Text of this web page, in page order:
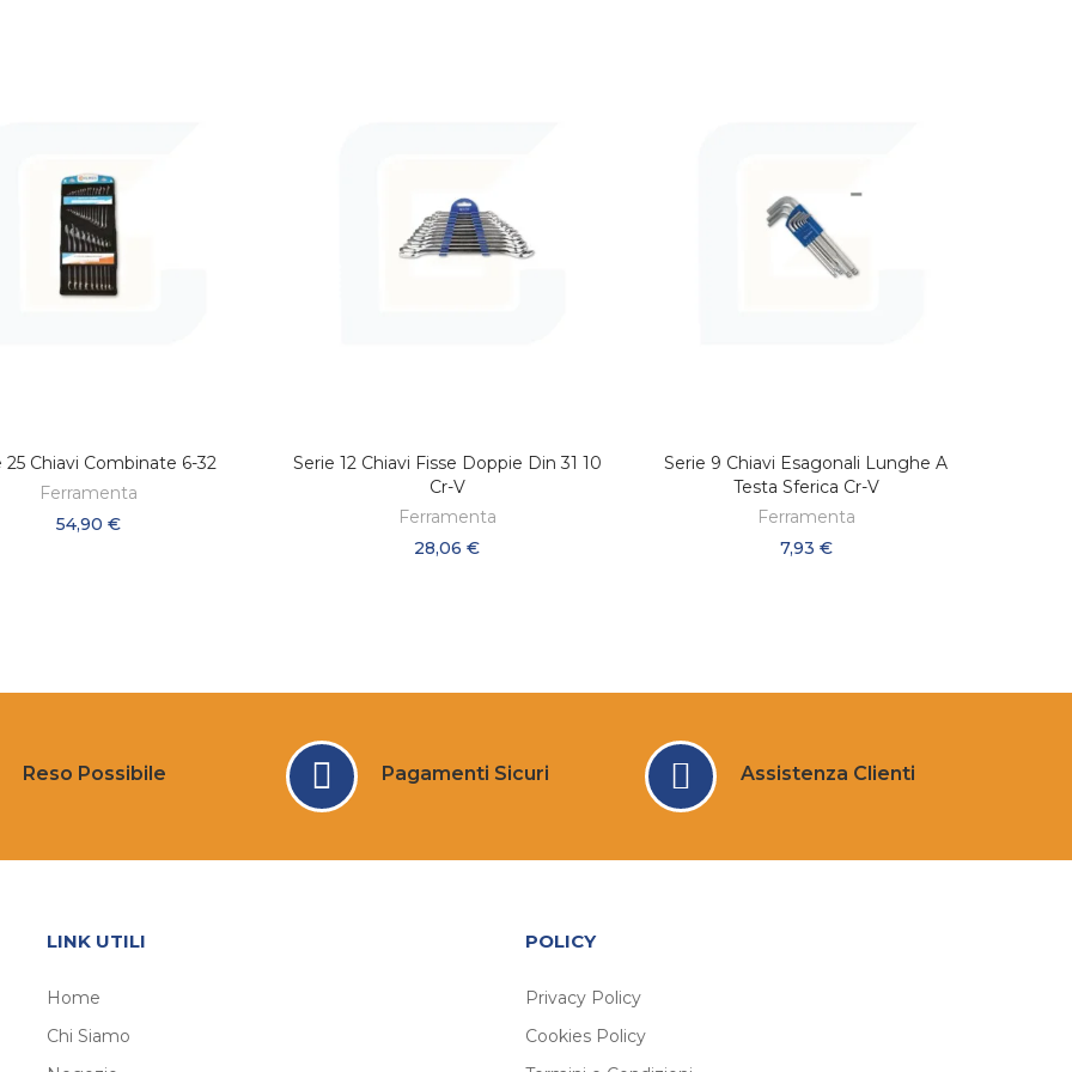
AGGIUNGI AL CARRELLO
25 Chiavi Combinate 6-32
Ferramenta
54,90 €
AGGIUNGI AL CARRELLO
Serie 12 Chiavi Fisse Doppie Din 31 10
Cr-V
Ferramenta
28,06 €
AGGIUNGI AL CARRELLO
Serie 9 Chiavi Esagonali Lunghe A
Testa Sferica Cr-V
Ferramenta
7,93 €
Reso Possibile Pagamenti Sicuri Assistenza Clienti
LINK UTILI
Home
Chi Siamo
POLICY
Privacy Policy
Cookies Policy